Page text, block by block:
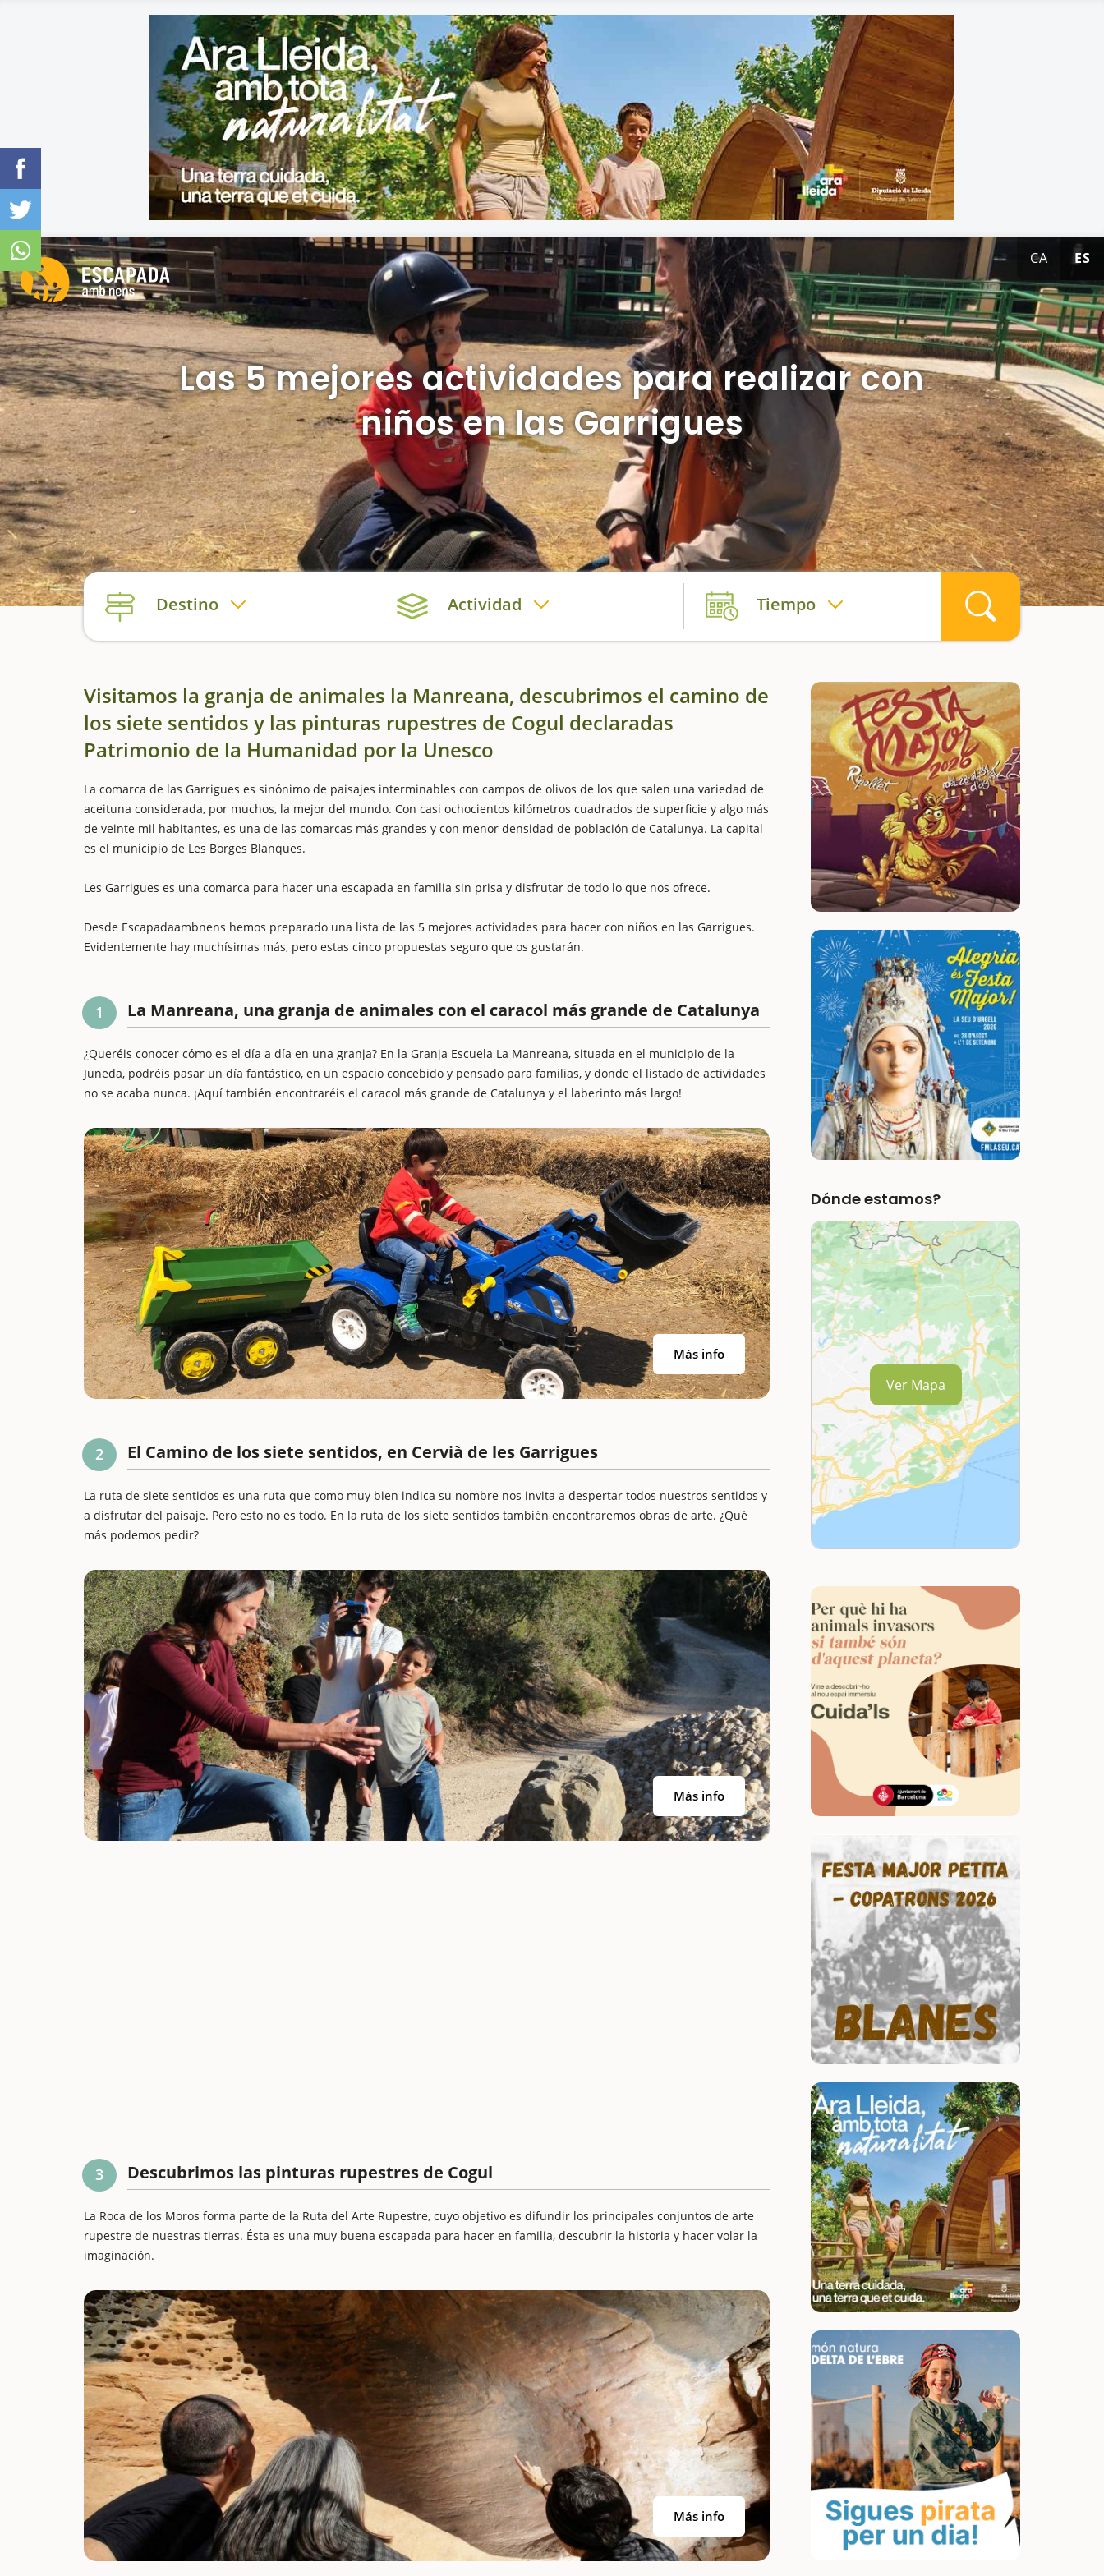
CA ES
Las 5 mejores actividades para realizar con
niños en las Garrigues
Destino Actividad Tiempo
Visitamos la granja de animales la Manreana, descubrimos el camino de
los siete sentidos y las pinturas rupestres de Cogul declaradas
Patrimonio de la Humanidad por la Unesco
La comarca de las Garrigues es sinónimo de paisajes interminables con campos de olivos de los que salen una variedad de
aceituna considerada, por muchos, la mejor del mundo. Con casi ochocientos kilómetros cuadrados de superficie y algo más
de veinte mil habitantes, es una de las comarcas más grandes y con menor densidad de población de Catalunya. La capital
es el municipio de Les Borges Blanques.
Les Garrigues es una comarca para hacer una escapada en familia sin prisa y disfrutar de todo lo que nos ofrece.
Desde Escapadaambnens hemos preparado una lista de las 5 mejores actividades para hacer con niños en las Garrigues.
Evidentemente hay muchísimas más, pero estas cinco propuestas seguro que os gustarán.
1 La Manreana, una granja de animales con el caracol más grande de Catalunya
¿Queréis conocer cómo es el día a día en una granja? En la Granja Escuela La Manreana, situada en el municipio de la
Juneda, podréis pasar un día fantástico, en un espacio concebido y pensado para familias, y donde el listado de actividades
no se acaba nunca. ¡Aquí también encontraréis el caracol más grande de Catalunya y el laberinto más largo!
Más info
2 El Camino de los siete sentidos, en Cervià de les Garrigues
La ruta de siete sentidos es una ruta que como muy bien indica su nombre nos invita a despertar todos nuestros sentidos y
a disfrutar del paisaje. Pero esto no es todo. En la ruta de los siete sentidos también encontraremos obras de arte. ¿Qué
más podemos pedir?
Más info
3 Descubrimos las pinturas rupestres de Cogul
La Roca de los Moros forma parte de la Ruta del Arte Rupestre, cuyo objetivo es difundir los principales conjuntos de arte
rupestre de nuestras tierras. Ésta es una muy buena escapada para hacer en familia, descubrir la historia y hacer volar la
imaginación.
Más info
Dónde estamos?
Ver Mapa